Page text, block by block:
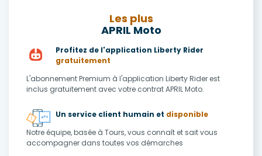
Les plus
APRIL Moto
Profitez de l'application Liberty Rider
gratuitement
L'abonnement Premium à l'application Liberty Rider est
inclus gratuitement avec votre contrat APRIL Moto.
Un service client humain et disponible
Notre équipe, basée à Tours, vous connaît et sait vous
accompagner dans toutes vos démarches